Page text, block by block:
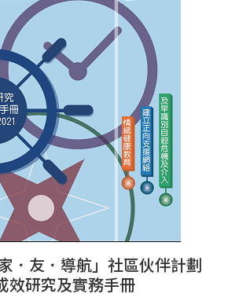
．友．導航」社區伙伴計劃
效研究及實務手冊